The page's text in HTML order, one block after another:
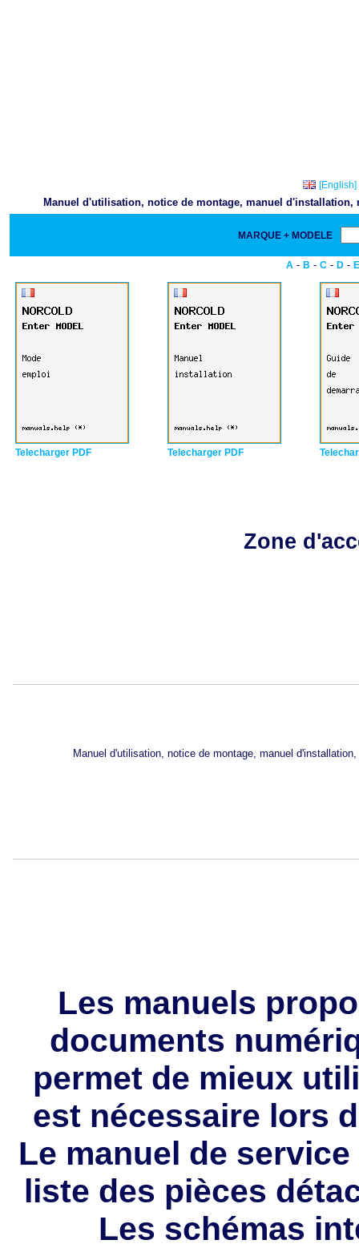
[English]
Manuel d'utilisation, notice de montage, manuel
MARQUE + MODELE
A - B - C - D -
Telecharger PDF Telecharger PDF
Zone
Manuel d'utilisation, notice de montage, manuel
Les manuels
documents
permet de mieux
est nécessaire lors
Le manuel de
liste des pièces
Les schémas